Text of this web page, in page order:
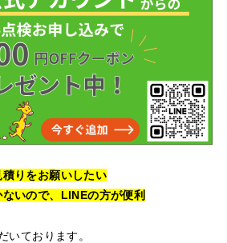
りをお願いしたい
いので、LINEの方が便利
いております。